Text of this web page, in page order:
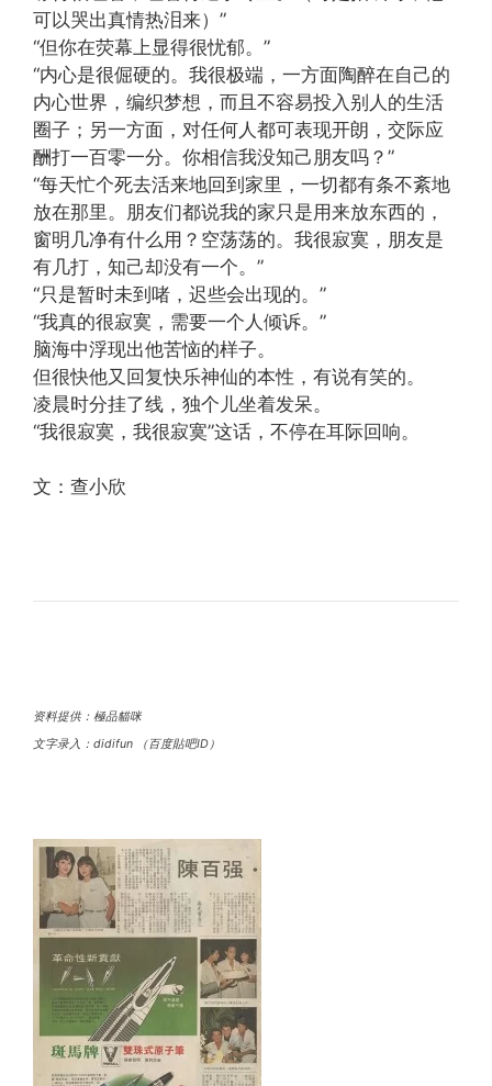
可以哭出真情热泪来）”
“但你在荧幕上显得很忧郁。”
“内心是很倔硬的。我很极端，一方面陶醉在自己的
内心世界，编织梦想，而且不容易投入别人的生活
圈子；另一方面，对任何人都可表现开朗，交际应
酬打一百零一分。你相信我没知己朋友吗？”
“每天忙个死去活来地回到家里，一切都有条不紊地
放在那里。朋友们都说我的家只是用来放东西的，
窗明几净有什么用？空荡荡的。我很寂寞，朋友是
有几打，知己却没有一个。”
“只是暂时未到啫，迟些会出现的。”
“我真的很寂寞，需要一个人倾诉。”
脑海中浮现出他苦恼的样子。
但很快他又回复快乐神仙的本性，有说有笑的。
凌晨时分挂了线，独个儿坐着发呆。
“我很寂寞，我很寂寞”这话，不停在耳际回响。
文：查小欣
资料提供：極品貓咪
文字录入：didifun （百度貼吧ID）